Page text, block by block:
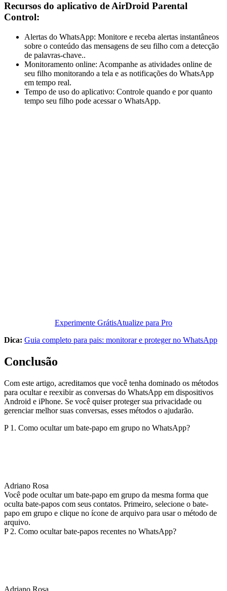
Recursos do aplicativo de AirDroid Parental
Control:
Alertas do WhatsApp: Monitore e receba alertas instantâneos
sobre o conteúdo das mensagens de seu filho com a detecção
de palavras-chave..
Monitoramento online: Acompanhe as atividades online de
seu filho monitorando a tela e as notificações do WhatsApp
em tempo real.
Tempo de uso do aplicativo: Controle quando e por quanto
tempo seu filho pode acessar o WhatsApp.
Experimente GrátisAtualize para Pro
Dica: Guia completo para pais: monitorar e proteger no WhatsApp
Conclusão
Com este artigo, acreditamos que você tenha dominado os métodos
para ocultar e reexibir as conversas do WhatsApp em dispositivos
Android e iPhone. Se você quiser proteger sua privacidade ou
gerenciar melhor suas conversas, esses métodos o ajudarão.
P 1. Como ocultar um bate-papo em grupo no WhatsApp?
Adriano Rosa
Você pode ocultar um bate-papo em grupo da mesma forma que
oculta bate-papos com seus contatos. Primeiro, selecione o bate-
papo em grupo e clique no ícone de arquivo para usar o método de
arquivo.
P 2. Como ocultar bate-papos recentes no WhatsApp?
Adriano Rosa